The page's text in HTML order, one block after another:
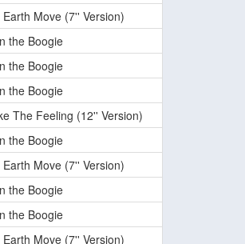
Move (7'' Version)
the Boogie
the Boogie
the Boogie
The Feeling (12'' Version)
the Boogie
Move (7'' Version)
the Boogie
the Boogie
Move (7'' Version)